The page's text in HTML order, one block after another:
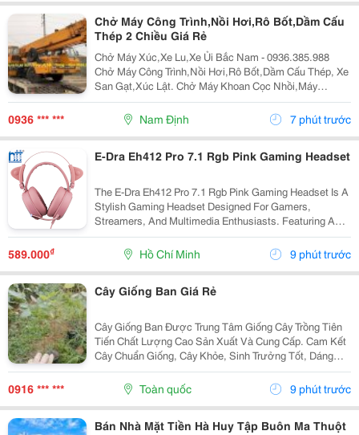
Chở Máy Công Trình,Nồi Hơi,Rô Bốt,Dầm Cấu
Thép 2 Chiều Giá Rẻ
Chở Máy Xúc,Xe Lu,Xe Ủi Bắc Nam - 0936.385.988
Chở Máy Công Trình,Nồi Hơi,Rô Bốt,Dầm Cấu Thép, Xe
San Gạt,Xúc Lật. Chở Máy Khoan Cọc Nhồi,Máy
Nghiền Đá,Trạm Trộn,Biến Thế. Nhận Chở Ghép Hàng
Hóa Máy Công Trình Đi Các Tỉnh Nam Bắc Giá Rẻ ...
0936 *** *** Nam Định 7 phút trước
E-Dra Eh412 Pro 7.1 Rgb Pink Gaming Headset
The E-Dra Eh412 Pro 7.1 Rgb Pink Gaming Headset Is A
Stylish Gaming Headset Designed For Gamers,
Streamers, And Multimedia Enthusiasts. Featuring A
Distinctive Pink Finish, Immersive 7.1 Virtual Surround
Sound , And Vibrant Rgb Lighting, It Delivers...
589.000₫ Hồ Chí Minh 9 phút trước
Cây Giống Ban Giá Rẻ
Cây Giống Ban Được Trung Tâm Giống Cây Trồng Tiên
Tiến Chất Lượng Cao Sản Xuất Và Cung Cấp. Cam Kết
Cây Chuẩn Giống, Cây Khỏe, Sinh Trưởng Tốt, Dáng
Đẹp, Chất Lượng Cao. Sđt/ Zalo: 0916.430.455 Đặc
Điểm Cây Giống Ban Cây Ban Là Giống Cây Cảnh
Quan...
0916 *** *** Toàn quốc 9 phút trước
Bán Nhà Mặt Tiền Hà Huy Tập Buôn Ma Thuột